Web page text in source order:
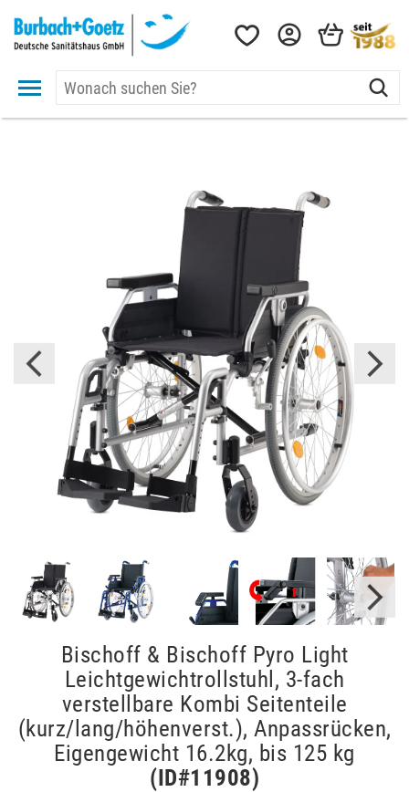
Bischoff & Bischoff Pyro Light
Leichtgewichtrollstuhl, 3-fach
verstellbare Kombi Seitenteile
(kurz/lang/höhenverst.), Anpassrücken,
Eigengewicht 16.2kg, bis 125 kg
(ID#11908)